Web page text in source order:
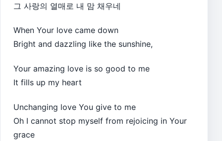
그 사랑의 열매로 내 맘 채우네
When Your love came down
Bright and dazzling like the sunshine,
Your amazing love is so good to me
It fills up my heart
Unchanging love You give to me
Oh I cannot stop myself from rejoicing in Your
grace